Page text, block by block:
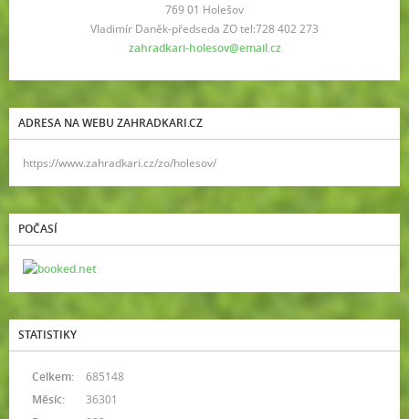
769 01 Holešov
Vladimír Daněk-předseda ZO tel:728 402 273
zahradkari-holesov@email.cz
ADRESA NA WEBU ZAHRADKARI.CZ
https://www.zahradkari.cz/zo/holesov/
POČASÍ
STATISTIKY
Celkem:
685148
Měsíc:
36301